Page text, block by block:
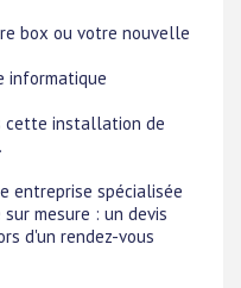
box ou votre nouvelle
informatique
cette installation de
entreprise spécialisée
mesure : un devis
d'un rendez-vous